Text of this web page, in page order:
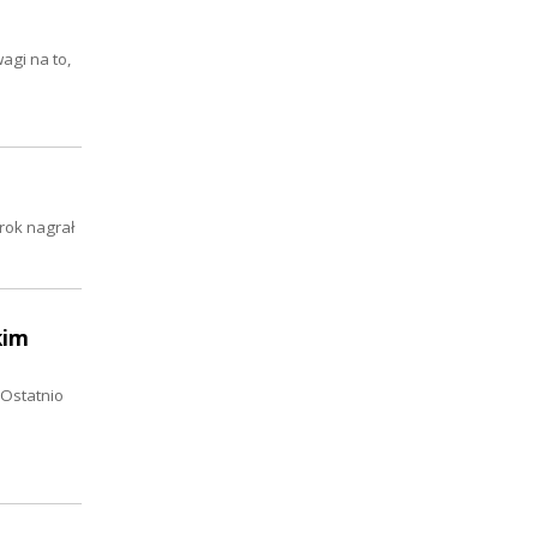
na to,
nagrał